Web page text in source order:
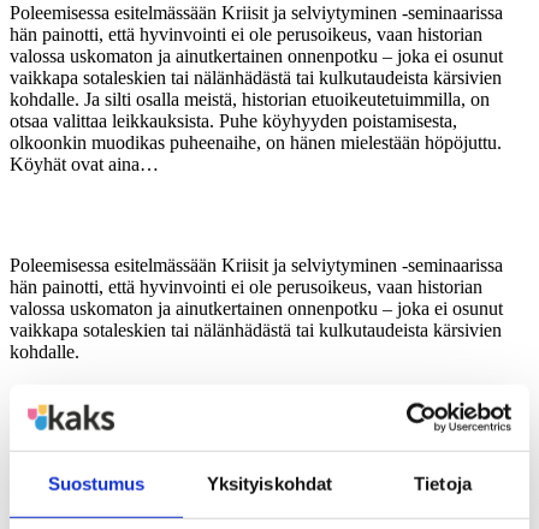
Suostumus Yksityiskohdat Tietoja
Poleemisessa esitelmässään Kriisit ja selviytyminen -seminaarissa
hän painotti, että hyvinvointi ei ole perusoikeus, vaan historian
valossa uskomaton ja ainutkertainen onnenpotku – joka ei osunut
vaikkapa sotaleskien tai nälänhädästä tai kulkutaudeista kärsivien
kohdalle. Ja silti osalla meistä, historian etuoikeutetuimmilla, on
otsaa valittaa leikkauksista. Puhe köyhyyden poistamisesta,
olkoonkin muodikas puheenaihe, on hänen mielestään höpöjuttu.
Köyhät ovat aina…
Poleemisessa esitelmässään Kriisit ja selviytyminen -seminaarissa
hän painotti, että hyvinvointi ei ole perusoikeus, vaan historian
valossa uskomaton ja ainutkertainen onnenpotku – joka ei osunut
vaikkapa sotaleskien tai nälänhädästä tai kulkutaudeista kärsivien
kohdalle.
otsaa valittaa leikkauksista.
Puhe köyhyyden poistamisesta, olkoonkin muodikas puheenaihe, on
hänen mielestään höpöjuttu.
Köyhät ovat aina keskuudessamme, sillä köyhyys on